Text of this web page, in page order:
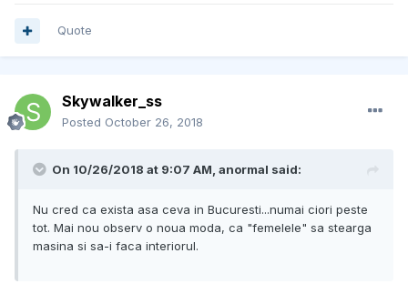
Quote
Skywalker_ss
Posted October 26, 2018
On 10/26/2018 at 9:07 AM, anormal said:
Nu cred ca exista asa ceva in Bucuresti...numai ciori peste
tot. Mai nou observ o noua moda, ca "femelele" sa stearga
masina si sa-i faca interiorul.